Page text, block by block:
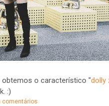
o característico "dolly
:)
comentários